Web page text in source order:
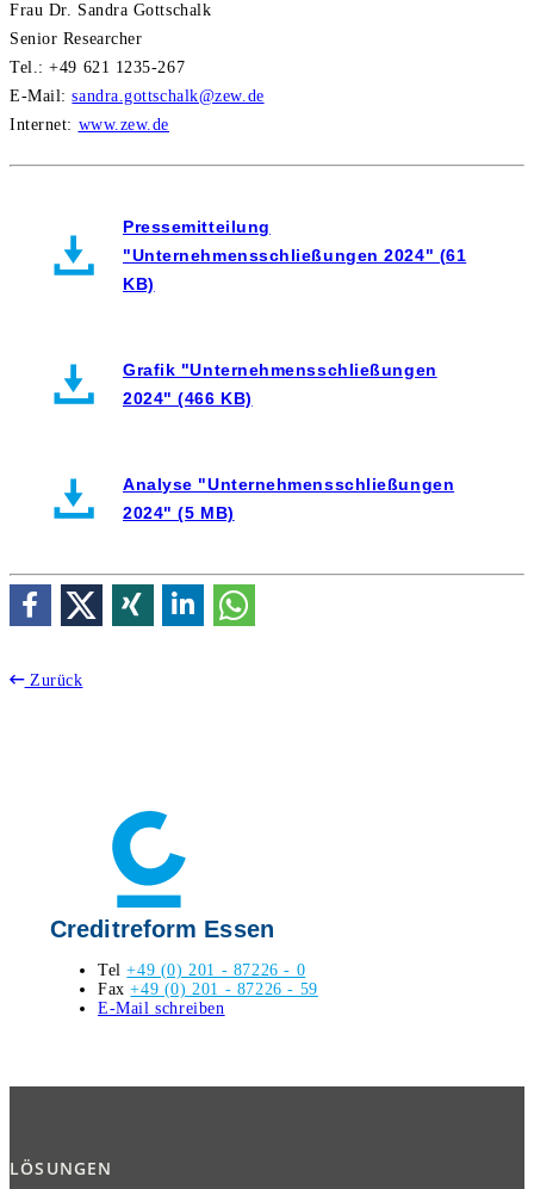
Frau Dr. Sandra Gottschalk
Senior Researcher
Tel.: +49 621 1235-267
E-Mail:sandra.gottschalk@zew.de
Internet: www.zew.de
Pressemitteilung
"Unternehmensschließungen 2024" (61
KB)
Grafik "Unternehmensschließungen
2024" (466 KB)
Analyse "Unternehmensschließungen
2024" (5 MB)
Zurück
Creditreform Essen
Tel+49 (0) 201 - 87226 - 0
Fax+49 (0) 201 - 87226 - 59
E-Mail schreiben
LÖSUNGEN